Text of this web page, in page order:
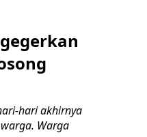
hari akhirnya
Warga